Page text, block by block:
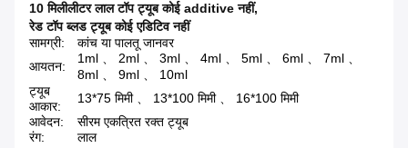
10 मिलीलीटर लाल टॉप ट्यूब कोई additive नहीं,
रेड टॉप ब्लड ट्यूब कोई एडिटिव नहीं
सामग्री:
कांच या पालतू जानवर
आयतन:
1ml 、 2ml 、 3ml 、 4ml 、 5ml 、 6ml 、 7ml 、
8ml 、 9ml 、 10ml
ट्यूब
आकार:
13*75 मिमी 、 13*100 मिमी 、 16*100 मिमी
आवेदन:
सीरम एकत्रित रक्त ट्यूब
रंग:
लाल